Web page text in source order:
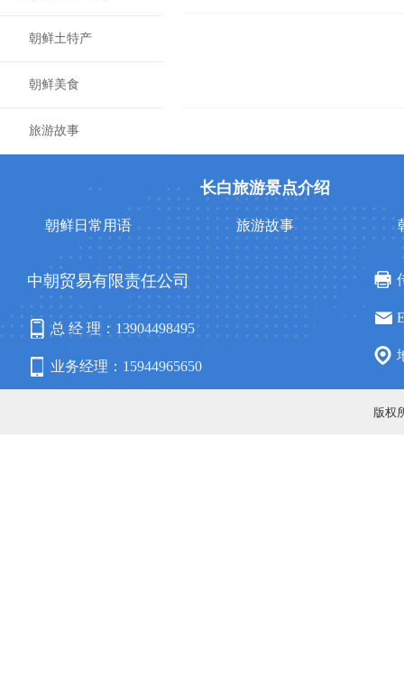
朝鲜土特产
朝鲜美食
旅游故事
长白旅游景点介绍
朝鲜日常用语 旅游故事
中朝贸易有限责任公司
总 经 理：13904498495
业务经理：15944965650
版权